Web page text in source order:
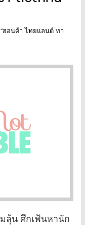
ฮอนด้า ไทยแลนด์ ทา
ลุ้น ศึกเฟ้นหานัก